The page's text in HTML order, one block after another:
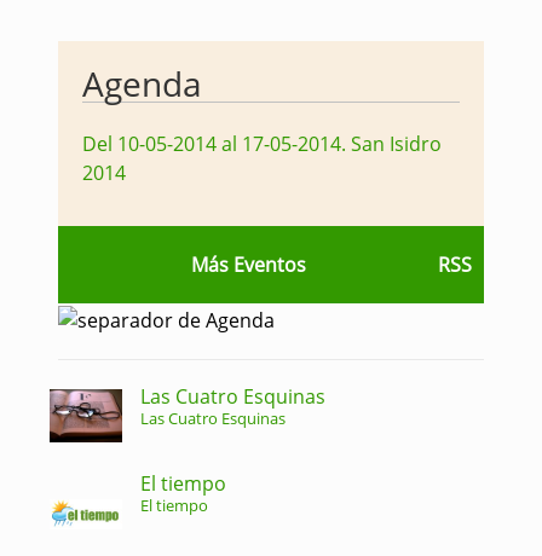
Agenda
Del 10-05-2014 al 17-05-2014. San Isidro
2014
Más Eventos RSS
Las Cuatro Esquinas
Las Cuatro Esquinas
El tiempo
El tiempo